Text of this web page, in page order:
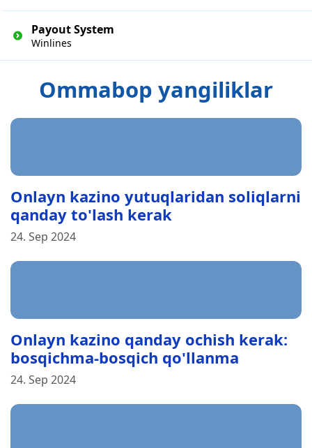
Payout System
Winlines
Ommabop yangiliklar
Onlayn kazino yutuqlaridan soliqlarni
qanday to'lash kerak
24. Sep 2024
Onlayn kazino qanday ochish kerak:
bosqichma-bosqich qo'llanma
24. Sep 2024